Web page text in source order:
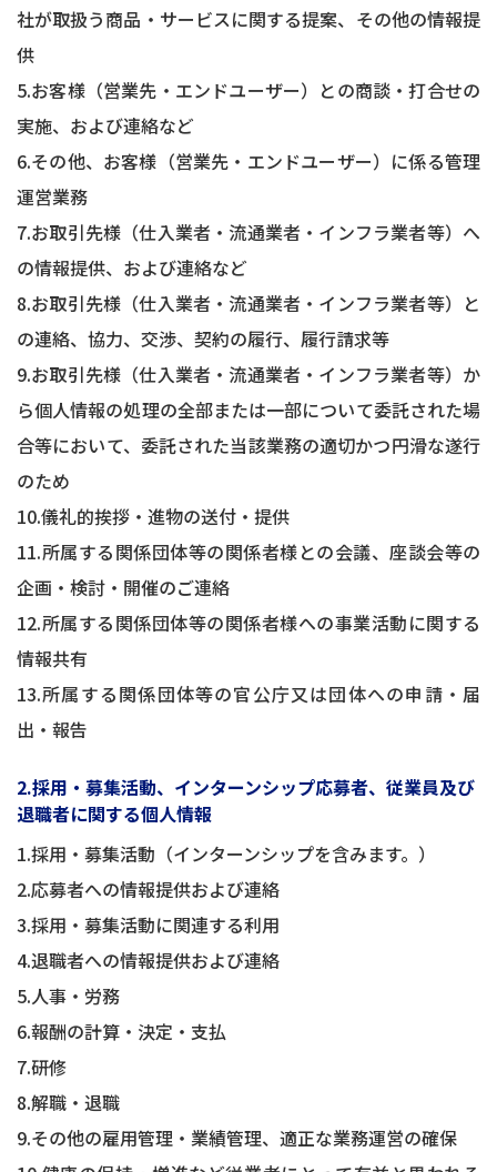
社が取扱う商品・サービスに関する提案、その他の情報提
供
5.お客様（営業先・エンドユーザー）との商談・打合せの
実施、および連絡など
6.その他、お客様（営業先・エンドユーザー）に係る管理
運営業務
7.お取引先様（仕入業者・流通業者・インフラ業者等）へ
の情報提供、および連絡など
8.お取引先様（仕入業者・流通業者・インフラ業者等）と
の連絡、協力、交渉、契約の履行、履行請求等
9.お取引先様（仕入業者・流通業者・インフラ業者等）か
ら個人情報の処理の全部または一部について委託された場
合等において、委託された当該業務の適切かつ円滑な遂行
のため
10.儀礼的挨拶・進物の送付・提供
11.所属する関係団体等の関係者様との会議、座談会等の
企画・検討・開催のご連絡
12.所属する関係団体等の関係者様への事業活動に関する
情報共有
13.所属する関係団体等の官公庁又は団体への申請・届
出・報告
2.採用・募集活動、インターンシップ応募者、従業員及び
退職者に関する個人情報
1.採用・募集活動（インターンシップを含みます。）
2.応募者への情報提供および連絡
3.採用・募集活動に関連する利用
4.退職者への情報提供および連絡
5.人事・労務
6.報酬の計算・決定・支払
7.研修
8.解職・退職
9.その他の雇用管理・業績管理、適正な業務運営の確保